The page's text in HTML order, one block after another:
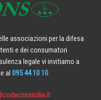
associazioni per la difesa
e dei consumatori
legale vi invitiamo a
al 095 44 10 10